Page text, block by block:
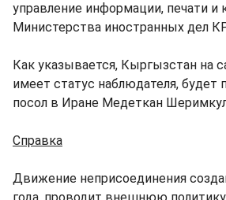
управление информации, печати и
Министерства иностранных дел
Как указывается, Кыргызстан на
имеет статус наблюдателя, будет
посол в Иране Медеткан
Справка
Движение неприсоединения